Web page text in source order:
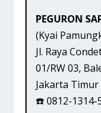
PEGURON
(Kyai
Jl. Raya
01/RW 03,
Jakarta Timur
☎️ 0812-1314-